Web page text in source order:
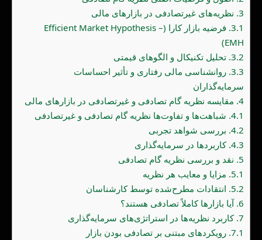
3. نظریه‌های غیرتصادفی در بازارهای مالی
3.1.
فرضیه بازار کارا (Efficient Market Hypothesis –
EMH)
3.2. تحلیل تکنیکال و الگوهای قیمتی
3.3. روانشناسی مالی رفتاری و تأثیر احساسات
سرمایه‌گذاران
4. مقایسه نظریه گام تصادفی و غیرتصادفی در بازارهای مالی
4.1. شباهت‌ها و تفاوت‌ها نظریه گام تصادفی و غیرتصادفی
4.2. بررسی شواهد تجربی
4.3. کاربردها در سرمایه‌گذاری
5. نقد و بررسی نظریه گام تصادفی
5.1. مزایا و معایب هر نظریه
5.2. انتقادات مطرح‌شده توسط کارشناسان
6. آیا بازارها کاملاً تصادفی هستند؟
7. کاربرد نظریه‌ها در استراتژی‌های سرمایه‌گذاری
7.1. رویکردهای مبتنی بر تصادفی بودن بازار